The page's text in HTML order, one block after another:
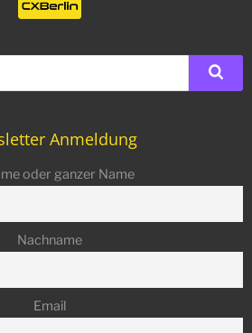
und kaum Fett. Die Energiebomben
daher hervorragend fürs Meal Prepping.
Anmeldung
oder ganzer Name
Nachname
Email